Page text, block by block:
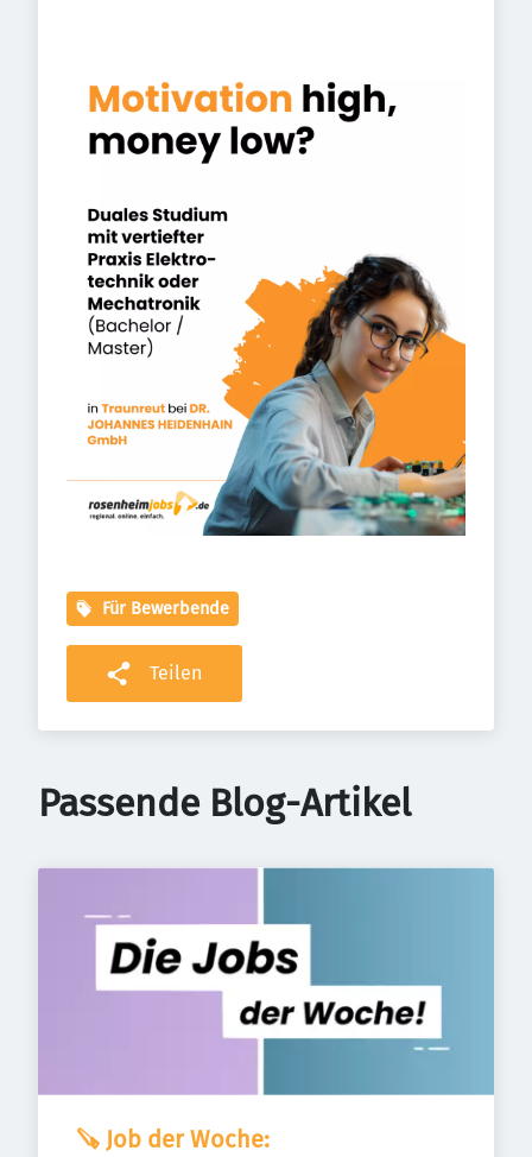
Für Bewerbende
Teilen
Passende Blog-Artikel
🪚 Job der Woche: